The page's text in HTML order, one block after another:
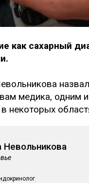
как сахарный
медика, одним
некоторых
Невольникова